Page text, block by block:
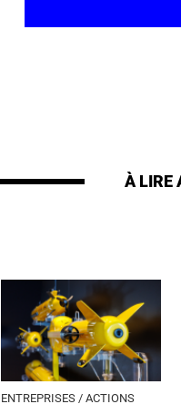
À LIRE
ENTREPRISES / ACTIONS